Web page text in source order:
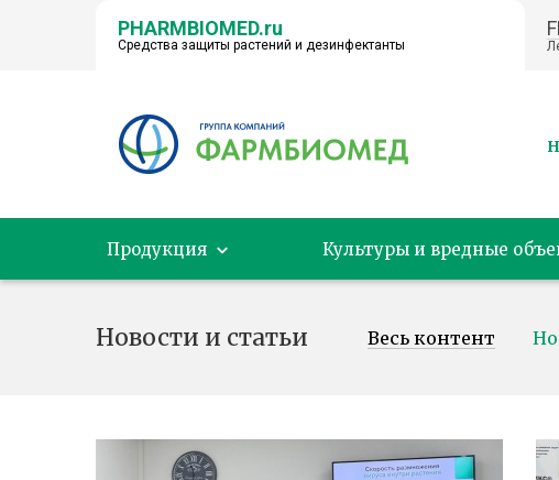
PHARMBIOMED.ru
Средства защиты растений и дезинфектанты
← НА ГЛАВНУЮ
Продукция Культуры и вредные
Новости и статьи Весь контент